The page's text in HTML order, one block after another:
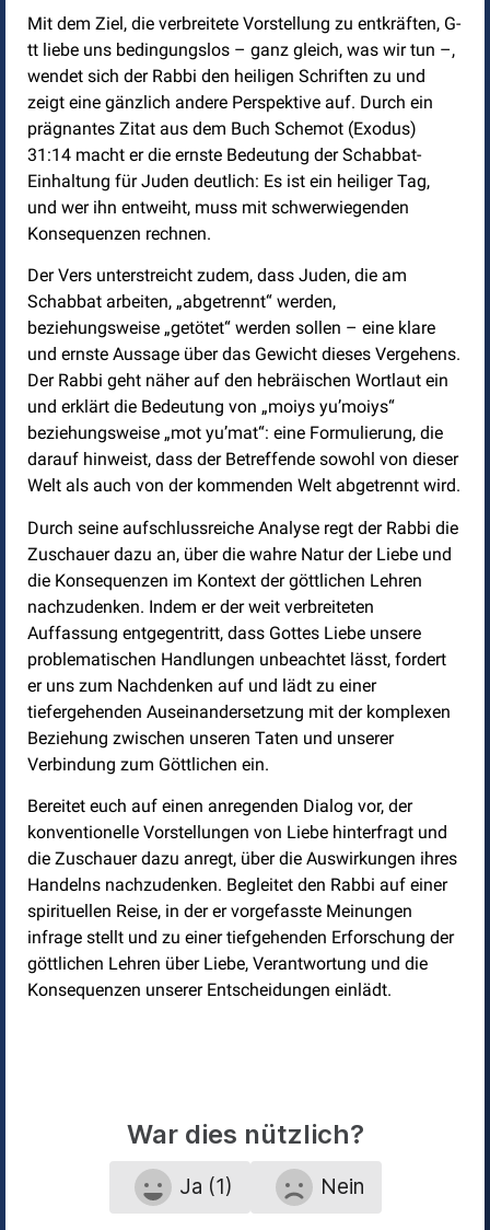
Mit dem Ziel, die verbreitete Vorstellung zu entkräften, G-
tt liebe uns bedingungslos – ganz gleich, was wir tun –,
wendet sich der Rabbi den heiligen Schriften zu und
zeigt eine gänzlich andere Perspektive auf. Durch ein
prägnantes Zitat aus dem Buch Schemot (Exodus)
31:14 macht er die ernste Bedeutung der Schabbat-
Einhaltung für Juden deutlich: Es ist ein heiliger Tag,
und wer ihn entweiht, muss mit schwerwiegenden
Konsequenzen rechnen.
Der Vers unterstreicht zudem, dass Juden, die am
Schabbat arbeiten, „abgetrennt“ werden,
beziehungsweise „getötet“ werden sollen – eine klare
und ernste Aussage über das Gewicht dieses Vergehens.
Der Rabbi geht näher auf den hebräischen Wortlaut ein
und erklärt die Bedeutung von „moiys yu’moiys“
beziehungsweise „mot yu’mat“: eine Formulierung, die
darauf hinweist, dass der Betreffende sowohl von dieser
Welt als auch von der kommenden Welt abgetrennt wird.
Durch seine aufschlussreiche Analyse regt der Rabbi die
Zuschauer dazu an, über die wahre Natur der Liebe und
die Konsequenzen im Kontext der göttlichen Lehren
nachzudenken. Indem er der weit verbreiteten
Auffassung entgegentritt, dass Gottes Liebe unsere
problematischen Handlungen unbeachtet lässt, fordert
er uns zum Nachdenken auf und lädt zu einer
tiefergehenden Auseinandersetzung mit der komplexen
Beziehung zwischen unseren Taten und unserer
Verbindung zum Göttlichen ein.
Bereitet euch auf einen anregenden Dialog vor, der
konventionelle Vorstellungen von Liebe hinterfragt und
die Zuschauer dazu anregt, über die Auswirkungen ihres
Handelns nachzudenken. Begleitet den Rabbi auf einer
spirituellen Reise, in der er vorgefasste Meinungen
infrage stellt und zu einer tiefgehenden Erforschung der
göttlichen Lehren über Liebe, Verantwortung und die
Konsequenzen unserer Entscheidungen einlädt.
War dies nützlich?
Ja (1) Nein